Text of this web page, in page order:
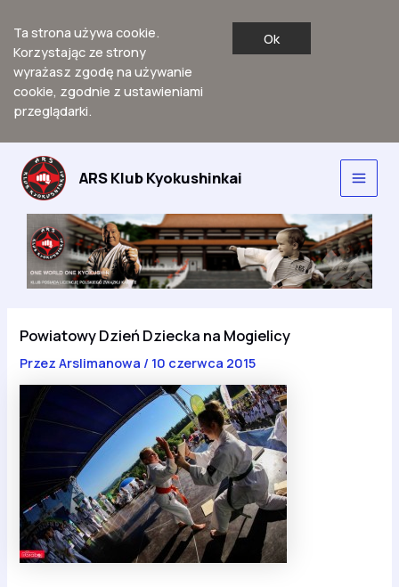
Ta strona używa cookie.
Korzystając ze strony
wyrażasz zgodę na używanie
cookie, zgodnie z ustawieniami
przeglądarki.
Ok
Przejdź
treści
ARS Klub Kyokushinkai
Main
Powiatowy Dzień Dziecka na Mogielicy
PrzezArslimanowa / 10 czerwca 2015